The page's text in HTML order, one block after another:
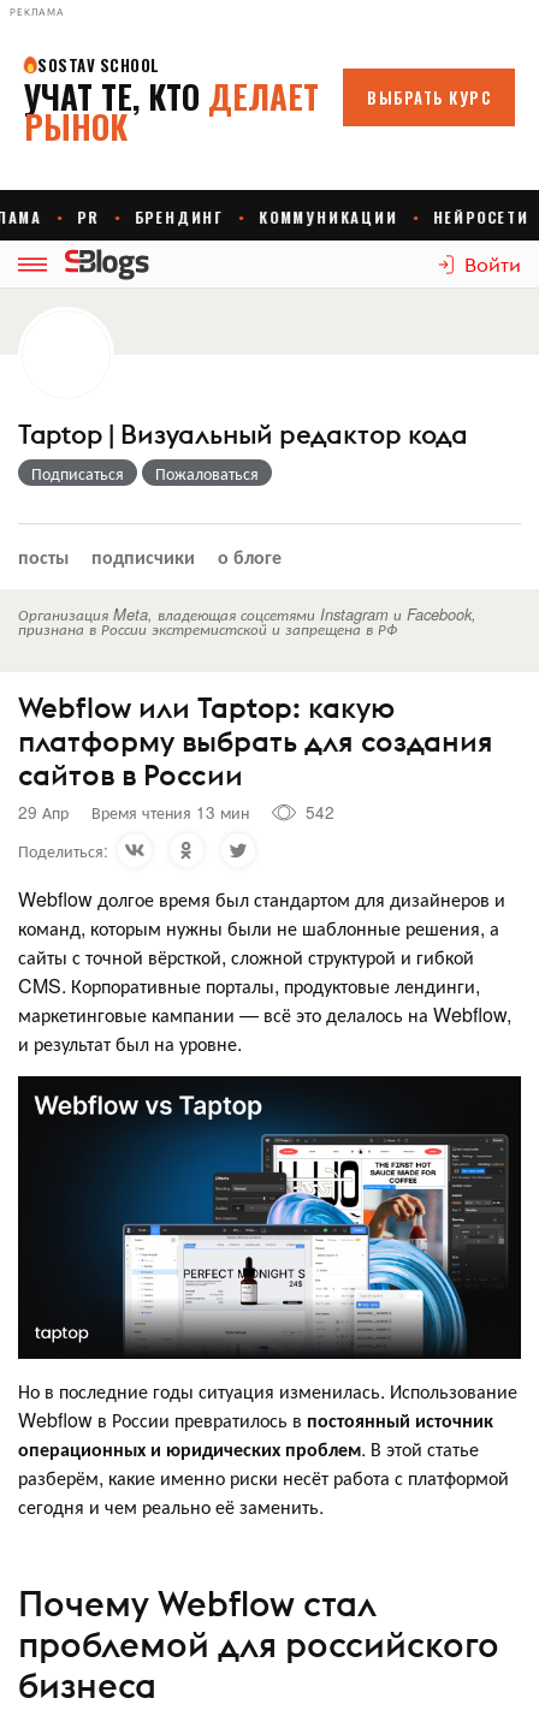
РЕКЛАМА
Войти
Taptop | Визуальный редактор кода
Подписаться Пожаловаться
посты подписчики о блоге
Организация Meta, владеющая соцсетями Instagram и Facebook,
признана в России экстремистской и запрещена в РФ
Webflow или Taptop: какую
платформу выбрать для создания
сайтов в России
29 Апр Время чтения 13 мин
542
Поделиться:
Webflow долгое время был стандартом для дизайнеров и
команд, которым нужны были не шаблонные решения, а
сайты с точной вёрсткой, сложной структурой и гибкой
CMS. Корпоративные порталы, продуктовые лендинги,
маркетинговые кампании — всё это делалось на Webflow,
и результат был на уровне.
Но в последние годы ситуация изменилась. Использование
Webflow в России превратилось в постоянный источник
операционных и юридических проблем. В этой статье
разберём, какие именно риски несёт работа с платформой
сегодня и чем реально её заменить.
Почему Webflow стал
проблемой для российского
бизнеса